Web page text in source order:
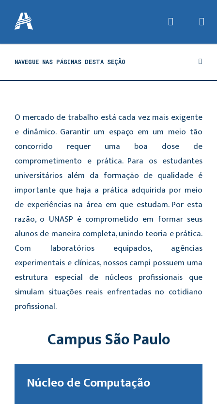
NAVEGUE NAS PÁGINAS DESTA SEÇÃO
O mercado de trabalho está cada vez mais exigente
e dinâmico. Garantir um espaço em um meio tão
concorrido requer uma boa dose de
comprometimento e prática. Para os estudantes
universitários além da formação de qualidade é
importante que haja a prática adquirida por meio
de experiências na área em que estudam. Por esta
razão, o UNASP é comprometido em formar seus
alunos de maneira completa, unindo teoria e prática.
Com laboratórios equipados, agências
experimentais e clínicas, nossos campi possuem uma
estrutura especial de núcleos profissionais que
simulam situações reais enfrentadas no cotidiano
profissional.
Campus São Paulo
Núcleo de Computação